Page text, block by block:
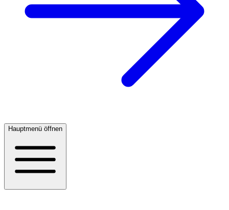
Hauptmenü öffnen